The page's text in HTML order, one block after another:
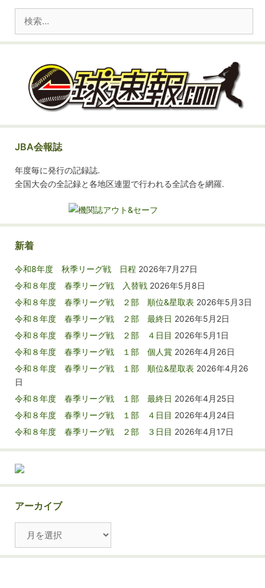
JBA会報誌
年度毎に発行の記録誌.
全国大会の全記録と各地区連盟で行われる全試合を網羅.
新着
令和8年度 秋季リーグ戦 日程 2026年7月27日
令和８年度 春季リーグ戦 入替戦 2026年5月8日
令和８年度 春季リーグ戦 ２部 順位&星取表 2026年5月3日
令和８年度 春季リーグ戦 ２部 最終日 2026年5月2日
令和８年度 春季リーグ戦 ２部 ４日目 2026年5月1日
令和８年度 春季リーグ戦 １部 個人賞 2026年4月26日
令和８年度 春季リーグ戦 １部 順位&星取表 2026年4月26
日
令和８年度 春季リーグ戦 １部 最終日 2026年4月25日
令和８年度 春季リーグ戦 １部 ４日目 2026年4月24日
令和８年度 春季リーグ戦 ２部 ３日目 2026年4月17日
アーカイブ
カ